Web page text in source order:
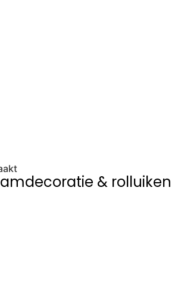
& rolluiken